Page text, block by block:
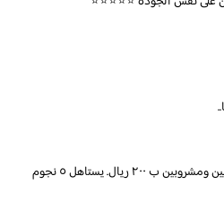
طلبنا طبقين رئيسين وطبقين جانبيين ومشروبين ب ٢٠٠ ريال. يستاهل ٥ نجوم